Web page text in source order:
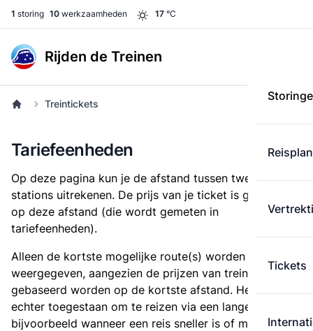
1 storing 10 werkzaamheden 17 °C
Rijden de Treinen
Tickets
Treintickets
Tariefeenheden
Op deze pagina kun je de afstand tussen twee
stations uitrekenen. De prijs van je ticket is gebaseerd
op deze afstand (die wordt gemeten in
tariefeenheden).
Alleen de kortste mogelijke route(s) worden
weergegeven, aangezien de prijzen van treintickets
gebaseerd worden op de kortste afstand. Het is
echter toegestaan om te reizen via een langere route,
bijvoorbeeld wanneer een reis sneller is of met minder